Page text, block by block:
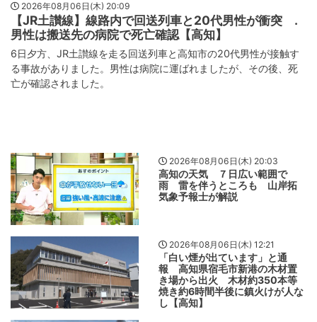
2026年08月06日(木) 20:09
【JR土讃線】線路内で回送列車と20代男性が衝突 .
男性は搬送先の病院で死亡確認【高知】
6日夕方、JR土讃線を走る回送列車と高知市の20代男性が接触す
る事故がありました。男性は病院に運ばれましたが、その後、死
亡が確認されました。
2026年08月06日(木) 20:03
高知の天気 ７日広い範囲で
雨 雷を伴うところも 山岸拓
気象予報士が解説
2026年08月06日(木) 12:21
「白い煙が出ています」と通
報 高知県宿毛市新港の木材置
き場から出火 木材約350本等
焼き約6時間半後に鎮火けが人な
し【高知】